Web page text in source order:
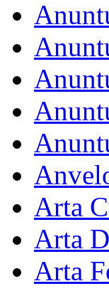
Arta
Arta
Arta